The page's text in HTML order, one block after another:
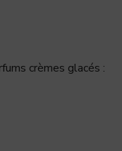
crèmes glacés :